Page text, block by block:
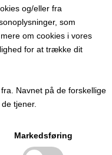
og/eller fra
som
om cookies i vores
for at trække dit
Navnet på de forskellige
tjener.
Markedsføring